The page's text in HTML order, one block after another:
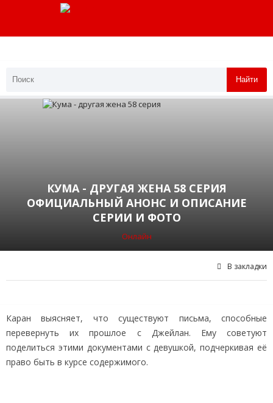
Найти
КУМА - ДРУГАЯ ЖЕНА 58 СЕРИЯ
ОФИЦИАЛЬНЫЙ АНОНС И ОПИСАНИЕ
СЕРИИ И ФОТО
Онлайн
В закладки
Каран выясняет, что существуют письма, способные
перевернуть их прошлое с Джейлан. Ему советуют
поделиться этими документами с девушкой, подчеркивая её
право быть в курсе содержимого.